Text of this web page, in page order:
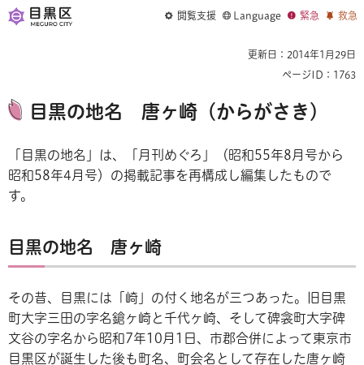
閲覧支援 Language 緊急 救急
更新日：2014年1月29日
ページID：1763
目黒の地名 唐ヶ崎（からがさき）
「目黒の地名」は、「月刊めぐろ」（昭和55年8月号から
昭和58年4月号）の掲載記事を再構成し編集したもので
す。
目黒の地名 唐ヶ崎
その昔、目黒には「崎」の付く地名が三つあった。旧目黒
町大字三田の字名鎗ヶ崎と千代ヶ崎、そして碑衾町大字碑
文谷の字名から昭和7年10月1日、市郡合併によって東京市
目黒区が誕生した後も町名、町会名として存在した唐ヶ崎